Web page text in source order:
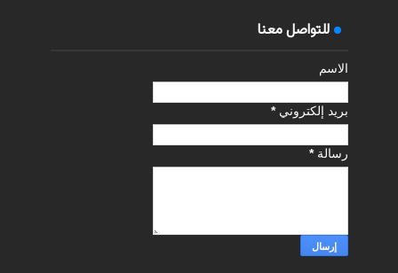
للتواصل معنا
الاسم
بريد إلكتروني*
رسالة*